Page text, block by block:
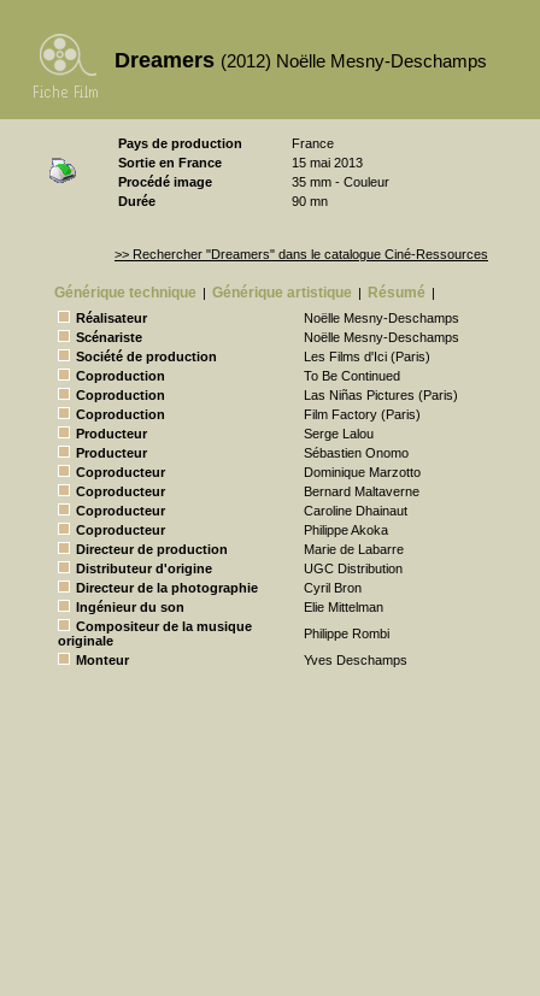
Dreamers (2012) Noëlle Mesny-Deschamps
Pays de production
France
Sortie en France
15 mai 2013
Procédé image
35 mm - Couleur
Durée
90 mn
>> Rechercher "Dreamers" dans le catalogue Ciné-Ressources
Générique technique | Générique artistique | Résumé |
Réalisateur
Noëlle Mesny-Deschamps
Scénariste
Noëlle Mesny-Deschamps
Société de production
Les Films d'Ici (Paris)
Coproduction
To Be Continued
Coproduction
Las Niñas Pictures (Paris)
Coproduction
Film Factory (Paris)
Producteur
Serge Lalou
Producteur
Sébastien Onomo
Coproducteur
Dominique Marzotto
Coproducteur
Bernard Maltaverne
Coproducteur
Caroline Dhainaut
Coproducteur
Philippe Akoka
Directeur de production
Marie de Labarre
Distributeur d'origine
UGC Distribution
Directeur de la photographie
Cyril Bron
Ingénieur du son
Elie Mittelman
Compositeur de la musique
originale
Philippe Rombi
Monteur
Yves Deschamps